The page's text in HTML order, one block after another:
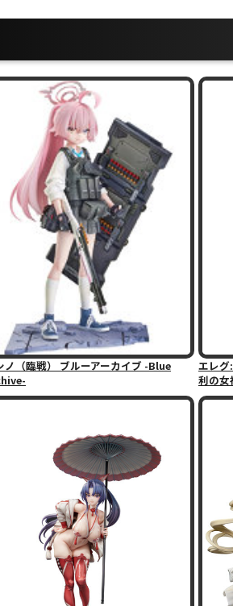
ノ（臨戦） ブルーアーカイブ -Blue
エレグ
利の女